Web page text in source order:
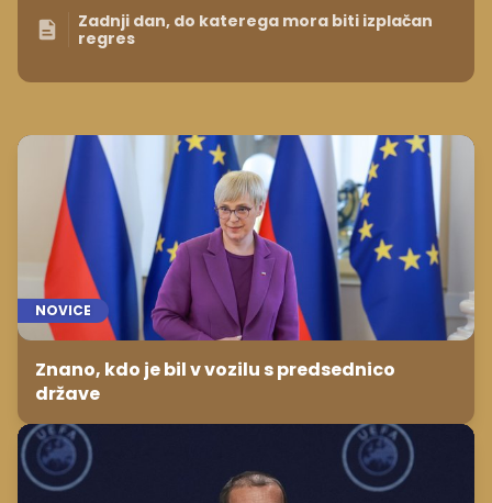
Zadnji dan, do katerega mora biti izplačan
regres
NOVICE
Znano, kdo je bil v vozilu s predsednico
države